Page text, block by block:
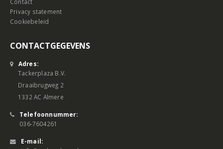
Contact
Privacy statement
Cookiebeleid
CONTACTGEGEVENS
Adres:
Tackerplaza B.V.
Draaibrugweg 2
1332 AC Almere
Telefoonnummer:
036-7604261
E-mail: